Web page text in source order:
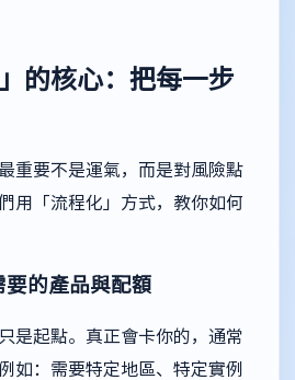
的核心：把每一步
重要不是運氣，而是對風險點
用「流程化」方式，教你如何
的產品與配額
是起點。真正會卡你的，通常
如：需要特定地區、特定實例